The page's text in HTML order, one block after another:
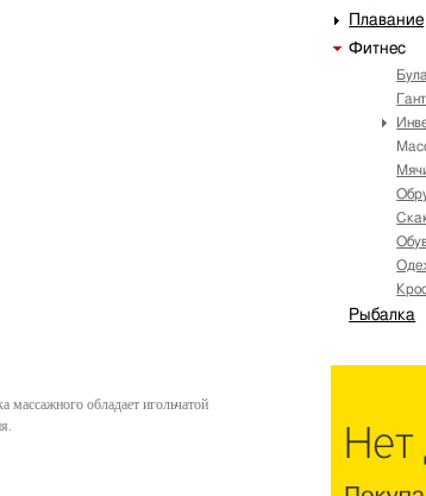
массажного обладает игольчатой
Плавание
Фитнес
Рыбалка